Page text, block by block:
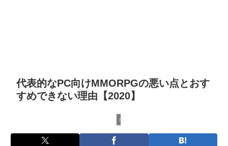
代表的なPC向けMMORPGの悪い点とおす
すめできない理由【2020】
オンラインゲーム